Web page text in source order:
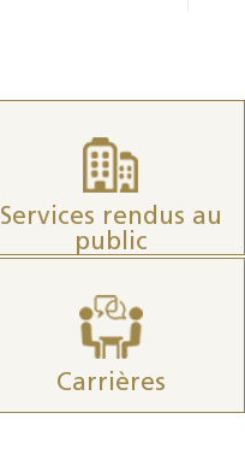
Services rendus au
public
Carrières